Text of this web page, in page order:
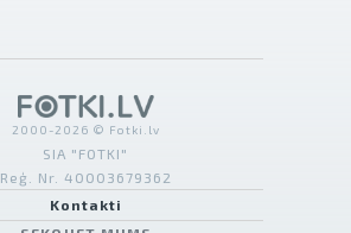
2000-2026 © Fotki.lv
SIA "FOTKI"
Reģ. Nr. 40003679362
Kontakti